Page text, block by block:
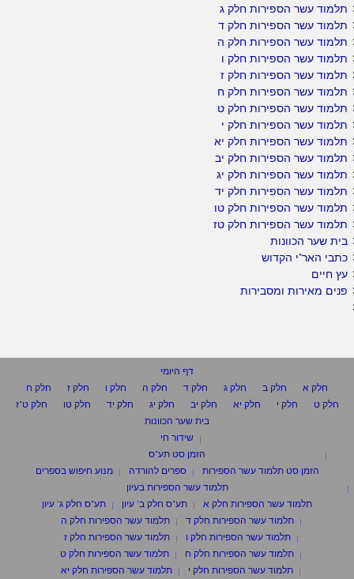
תלמוד עשר הספירות חלק ג
תלמוד עשר הספירות חלק ד
תלמוד עשר הספירות חלק ה
תלמוד עשר הספירות חלק ו
תלמוד עשר הספירות חלק ז
תלמוד עשר הספירות חלק ח
תלמוד עשר הספירות חלק ט
תלמוד עשר הספירות חלק י
תלמוד עשר הספירות חלק יא
תלמוד עשר הספירות חלק יב
תלמוד עשר הספירות חלק יג
תלמוד עשר הספירות חלק יד
תלמוד עשר הספירות חלק טו
תלמוד עשר הספירות חלק טז
בית שער הכוונות
כתבי האר"י הקדוש
עץ חיים
פנים מאירות ומסבירות
דף היומי
חלק א
חלק ב חלק ג חלק ד חלק ה חלק ו חלק ז
חלק ח
חלק ט
חלק י חלק יא חלק יב חלק יג חלק יד חלק טו
חלק ט"ז
בית שער הכוונות
שידור חי
הזמן סט תע"ס
הזמן סט תלמוד עשר הספירות
ספרים להורדה
מנוע חיפוש בספרים
תלמוד עשר הספירות בעיון
תלמוד עשר הספירות חלק א
תע"ס חלק ב' עיון
תע"ס חלק ג' עיון
תלמוד עשר הספירות חלק ד
תלמוד עשר הספירות חלק ה
תלמוד עשר הספירות חלק ו
תלמוד עשר הספירות חלק ז
תלמוד עשר הספירות חלק ח
תלמוד עשר הספירות חלק ט
תלמוד עשר הספירות חלק י
תלמוד עשר הספירות חלק יא